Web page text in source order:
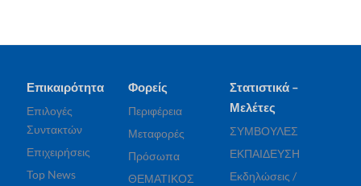
Επικαιρότητα
Επιλογές
Συντακτών
Επιχειρήσεις
Top News
Φορείς
Περιφέρεια
Μεταφορές
Πρόσωπα
ΘΕΜΑΤΙΚΟΣ
Στατιστικά –
Μελέτες
ΣΥΜΒΟΥΛΕΣ
ΕΚΠΑΙΔΕΥΣΗ
Εκδηλώσεις /